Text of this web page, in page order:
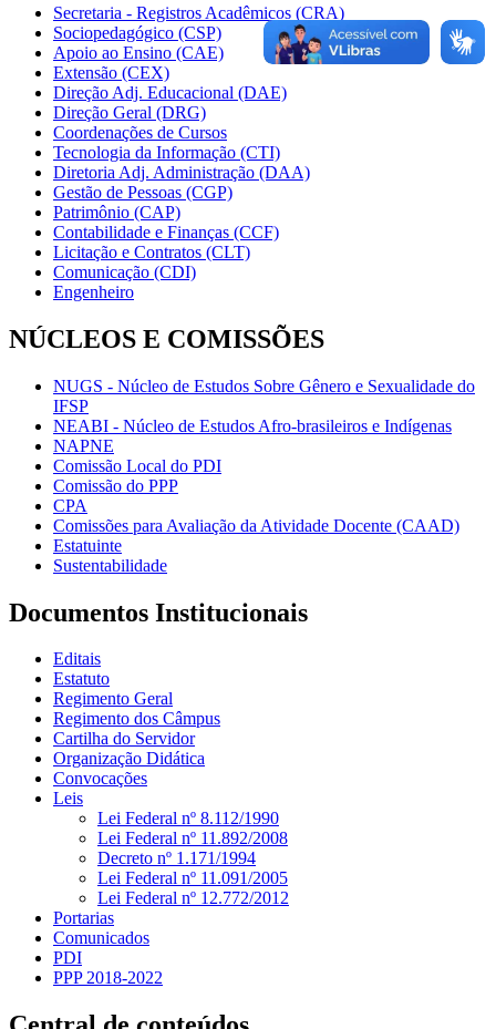
Secretaria - Registros Acadêmicos (CRA)
Sociopedagógico (CSP)
Apoio ao Ensino (CAE)
Extensão (CEX)
Direção Adj. Educacional (DAE)
Direção Geral (DRG)
Coordenações de Cursos
Tecnologia da Informação (CTI)
Diretoria Adj. Administração (DAA)
Gestão de Pessoas (CGP)
Patrimônio (CAP)
Contabilidade e Finanças (CCF)
Licitação e Contratos (CLT)
Comunicação (CDI)
Engenheiro
NÚCLEOS E COMISSÕES
NUGS - Núcleo de Estudos Sobre Gênero e Sexualidade do
IFSP
NEABI - Núcleo de Estudos Afro-brasileiros e Indígenas
NAPNE
Comissão Local do PDI
Comissão do PPP
CPA
Comissões para Avaliação da Atividade Docente (CAAD)
Estatuinte
Sustentabilidade
Documentos Institucionais
Editais
Estatuto
Regimento Geral
Regimento dos Câmpus
Cartilha do Servidor
Organização Didática
Convocações
Leis
Lei Federal nº 8.112/1990
Lei Federal nº 11.892/2008
Decreto nº 1.171/1994
Lei Federal nº 11.091/2005
Lei Federal nº 12.772/2012
Portarias
Comunicados
PDI
PPP 2018-2022